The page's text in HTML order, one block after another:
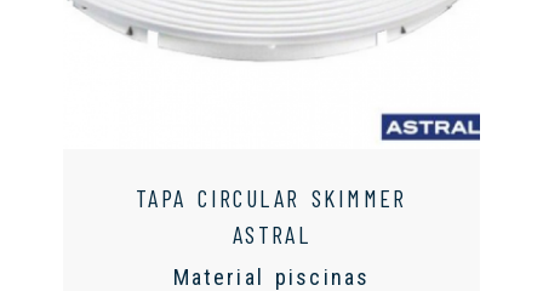
TAPA CIRCULAR SKIMMER
ASTRAL
Material piscinas